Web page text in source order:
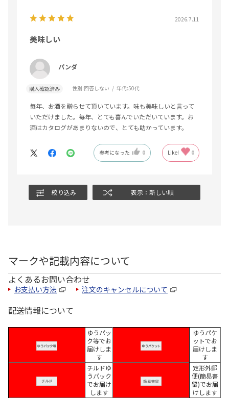
2026.7.11
美味しい
パンダ
購入確認済み 性別:回答しない 年代:50代
毎年、お酒を贈らせて頂いています。味も美味しいと言って
いただけました。毎年、とても喜んでいただいています。お
酒はカタログがあまりないので、とても助かっています。
参考になった 0 Like! 0
絞り込み 表示：新しい順
マークや記載内容について
よくあるお問い合わせ
お支払い方法 注文のキャンセルについて
配送情報について
ゆうパッ
ク等でお
届けしま
す
ゆうパケ
ットでお
届けしま
す
チルドゆ
うパック
でお届け
します
定形外郵
便(簡易書
留)でお届
けします